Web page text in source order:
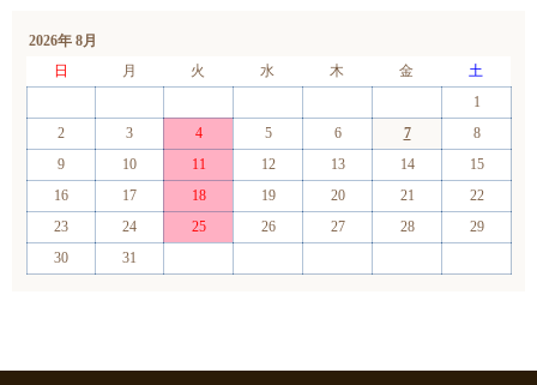
2026年 8月
日
月 火 水 木 金
土
1
2
3 4 5 6 7
8
9
10 11 12 13 14
15
16
17 18 19 20 21
22
23
24 25 26 27 28
29
30
31